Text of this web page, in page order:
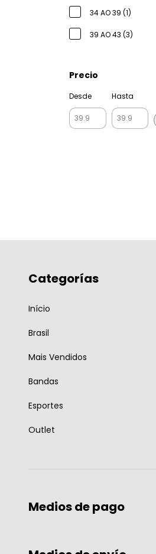
34 AO 39 (1)
39 AO 43 (3)
Precio
Desde Hasta
Categorías
Início
Brasil
Mais Vendidos
Bandas
Esportes
Outlet
Medios de pago